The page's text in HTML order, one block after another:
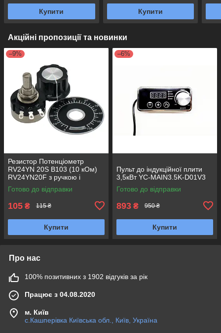
Купити Купити
Акційні пропозиції та новинки
–9%
Резистор Потенціометр
RV24YN 20S B103 (10 кОм)
RV24YN20F з ручкою і
шкалою RV24
Готово до відправки
105 ₴ 115 ₴
Купити
–6%
Пульт до індукційної плити
3,5кВт YC-MAIN3.5K-D01V3
Готово до відправки
893 ₴ 950 ₴
Купити
Про нас
100% позитивних з 1902 відгуків за рік
Працює з 04.08.2020
м. Київ
с.Кашперівка Київська обл., Київ, Україна